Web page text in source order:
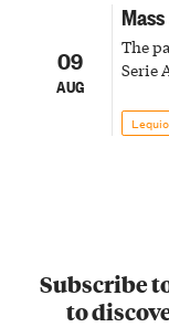
09
AUG
The
Serie
Subscribe
to